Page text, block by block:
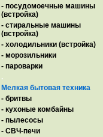
- посудомоечные машины
(встройка)
- стиральные машины
(встройка)
- холодильники (встройка)
- морозильники
- пароварки
.
Мелкая бытовая техника
- бритвы
- кухоные комбайны
- пылесосы
- СВЧ-печи